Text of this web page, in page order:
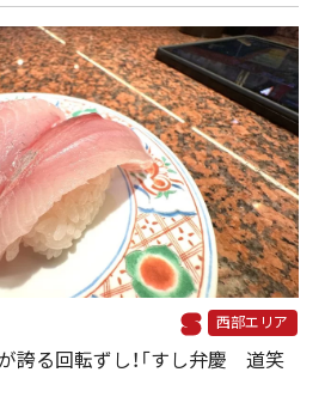
西部エリア
が誇る回転ずし！「すし弁慶 道笑